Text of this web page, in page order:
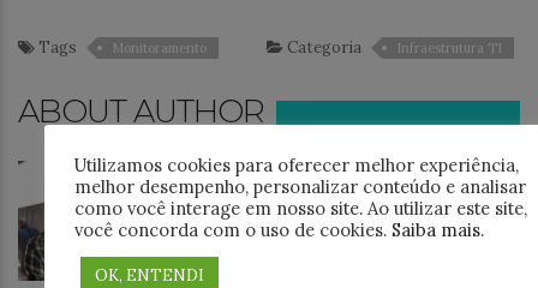
Tags Monitoramento Categoria Infraestrutura TI
ABOUT AUTHOR
Jonathan Alves 4 posts
Jonathan Dantas Alves, atua como
Analista de Infraestrutura em
Software Livre, formado em Redes de
Utilizamos cookies para oferecer melhor experiência,
melhor desempenho, personalizar conteúdo e analisar
como você interage em nosso site. Ao utilizar este site,
você concorda com o uso de cookies. Saiba mais.
OK, ENTENDI